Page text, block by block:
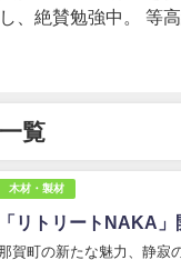
、絶賛勉強中。 等
覧
木材・製材
「リトリートNAKA
賀町の新たな魅力、静寂